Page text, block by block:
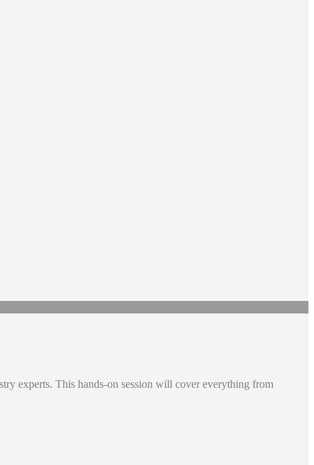
experts. This hands-on session will cover everything from